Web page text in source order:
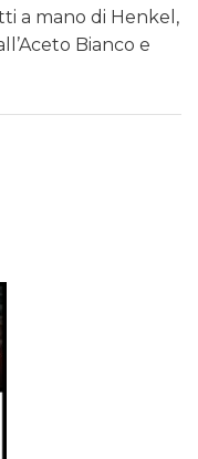
a mano di Henkel,
Bianco e